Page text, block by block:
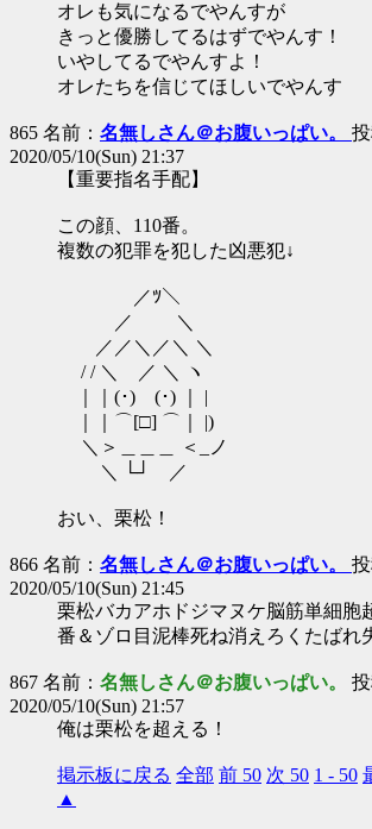
オレも気になるでやんすが
きっと優勝してるはずでやんす！
いやしてるでやんすよ！
オレたちを信じてほしいでやんす
865 名前： 名無しさん＠お腹いっぱい。
2020/05/10(Sun) 21:37
【重要指名手配】
この顔、110番。
複数の犯罪を犯した凶悪犯↓
／ﾂ＼
／ ＼
／／＼／＼ ＼
/ / ＼ ／ ＼ ヽ
｜｜(･) (･) ｜ |
｜｜⌒[□] ⌒｜ |)
＼＞＿＿＿ ＜_ノ
＼ └┘ ／
おい、栗松！
866 名前： 名無しさん＠お腹いっぱい。
2020/05/10(Sun) 21:45
栗松バカアホドジマヌケ脳筋単細胞
番＆ゾロ目泥棒死ね消えろくたばれ
867 名前： 名無しさん＠お腹いっぱい。
2020/05/10(Sun) 21:57
俺は栗松を超える！
掲示板に戻る 全部 前 50 次 50 1 - 50
▲